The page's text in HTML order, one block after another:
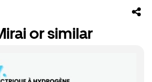
or similar